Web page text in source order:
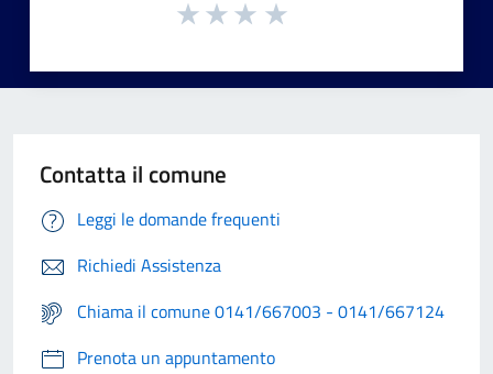
Contatta il comune
Leggi le domande frequenti
Richiedi Assistenza
Chiama il comune 0141/667003 - 0141/667124
Prenota un appuntamento